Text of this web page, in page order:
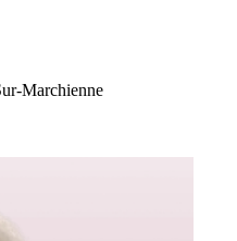
Marchienne